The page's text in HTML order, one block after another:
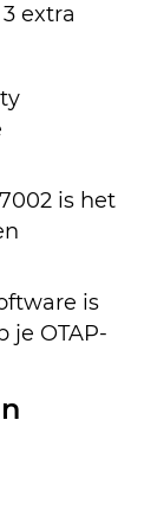
extra
is het
is
je OTAP-